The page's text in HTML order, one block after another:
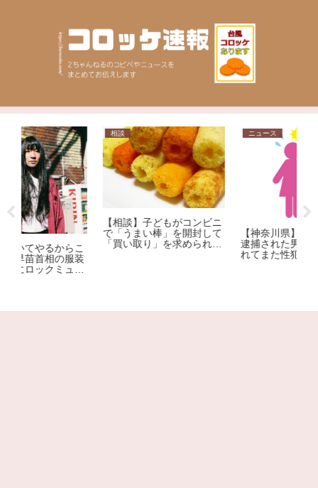
相談
【相談】子どもがコンビニ
で「うまい棒」を開封して
「買い取り」を求められま
した。1本12円で、小さな
子どもがしたことです。ど
うしても「弁償」しなけれ
ニュース
【神奈川県】性犯罪で４回
逮捕された男、野放しにさ
れてまた性犯罪 ５回目の